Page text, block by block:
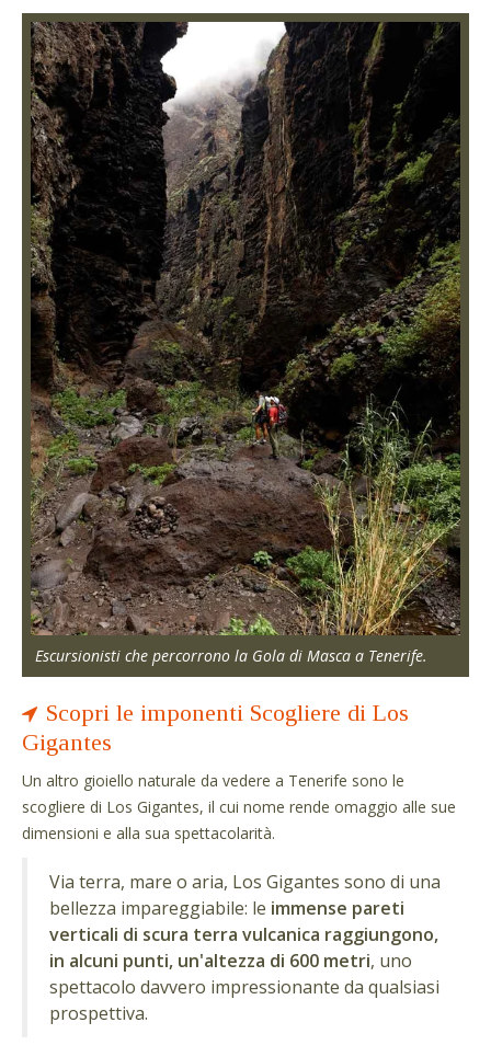
Escursionisti che percorrono la Gola di Masca a Tenerife.
Scopri le imponenti Scogliere di Los
Gigantes
Un altro gioiello naturale da vedere a Tenerife sono le
scogliere di Los Gigantes, il cui nome rende omaggio alle sue
dimensioni e alla sua spettacolarità.
Via terra, mare o aria, Los Gigantes sono di una
bellezza impareggiabile: le immense pareti
verticali di scura terra vulcanica raggiungono,
in alcuni punti, un'altezza di 600 metri, uno
spettacolo davvero impressionante da qualsiasi
prospettiva.